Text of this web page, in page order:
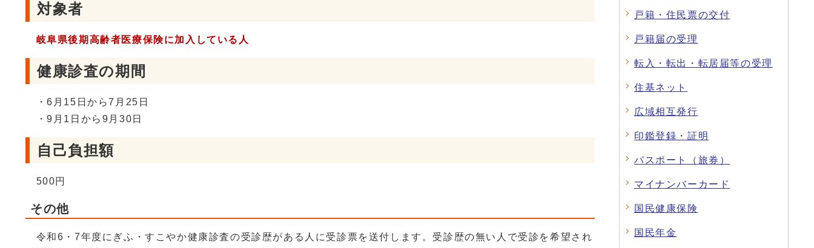
対象者
岐阜県後期高齢者医療保険に加入している人
健康診査の期間
・6月15日から7月25日
・9月1日から9月30日
自己負担額
500円
その他
令和6・7年度にぎふ・すこやか健康診査の受診歴がある人に受診票を送付します。受診歴の無い人で受診を希望され
戸籍・住民票の交付
戸籍届の受理
転入・転出・転居届等の受理
住基ネット
広域相互発行
印鑑登録・証明
パスポート（旅券）
マイナンバーカード
国民健康保険
国民年金